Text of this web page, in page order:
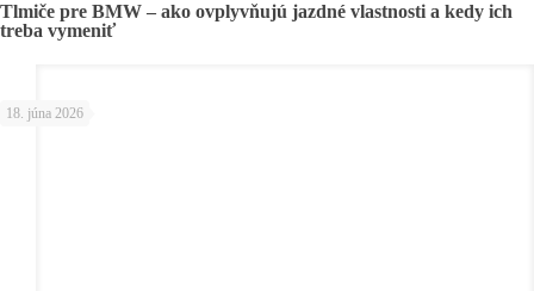
Tlmiče pre BMW – ako ovplyvňujú jazdné vlastnosti a kedy ich
treba vymeniť
18. júna 2026